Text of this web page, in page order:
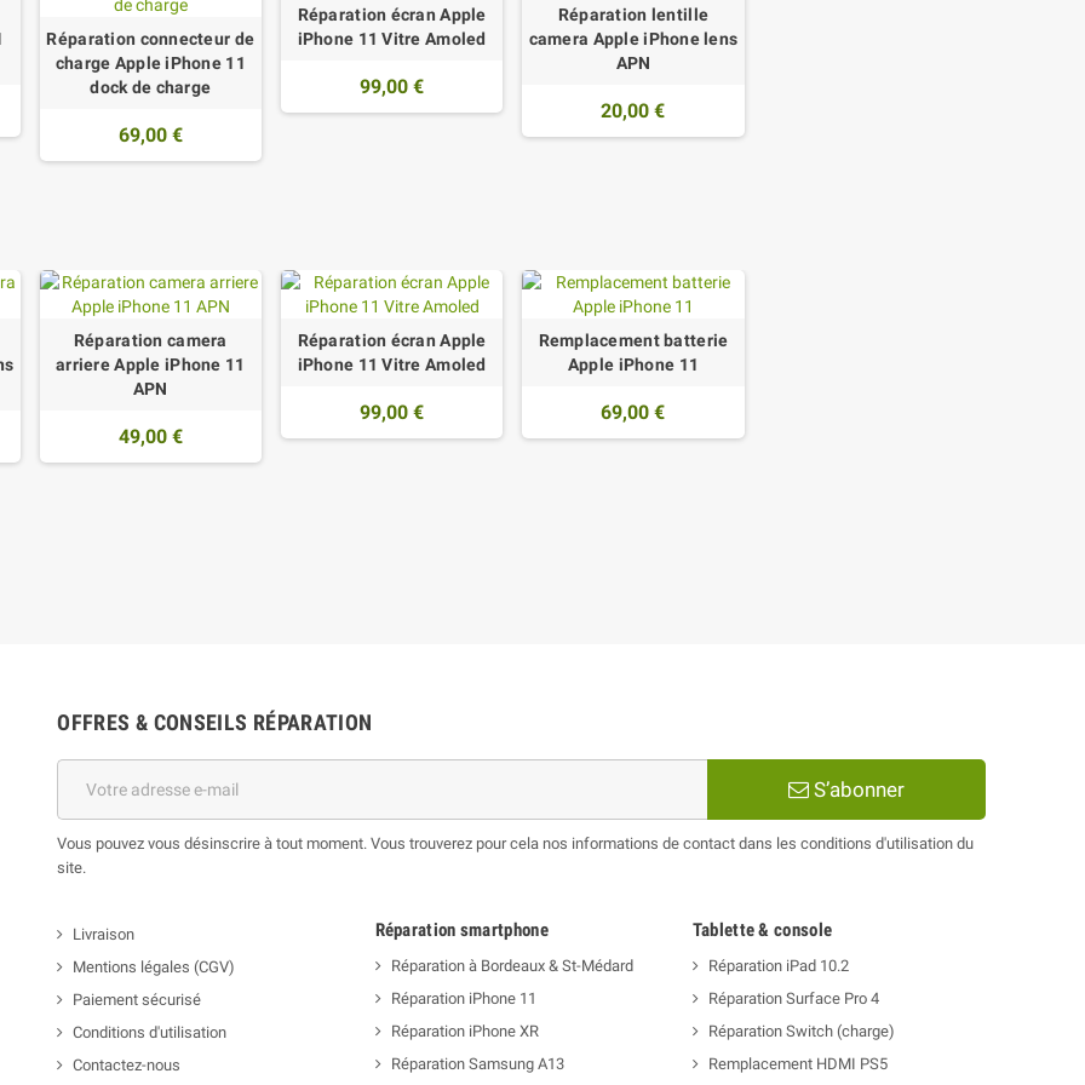
Réparation connecteur de
charge Apple iPhone 11
dock de charge
69,00 €
Réparation écran Apple
iPhone 11 Vitre Amoled
99,00 €
Réparation lentille
camera Apple iPhone lens
APN
20,00 €
Réparation camera
arriere Apple iPhone 11
APN
49,00 €
Réparation écran Apple
iPhone 11 Vitre Amoled
99,00 €
Remplacement batterie
Apple iPhone 11
69,00 €
OFFRES & CONSEILS RÉPARATION
S’abonner
Vous pouvez vous désinscrire à tout moment. Vous trouverez pour cela nos informations de contact dans les conditions d'utilisation du
site.
Livraison
Mentions légales (CGV)
Paiement sécurisé
Conditions d'utilisation
Contactez-nous
Réparation smartphone
Réparation à Bordeaux & St-Médard
Réparation iPhone 11
Réparation iPhone XR
Réparation Samsung A13
Tablette & console
Réparation iPad 10.2
Réparation Surface Pro 4
Réparation Switch (charge)
Remplacement HDMI PS5